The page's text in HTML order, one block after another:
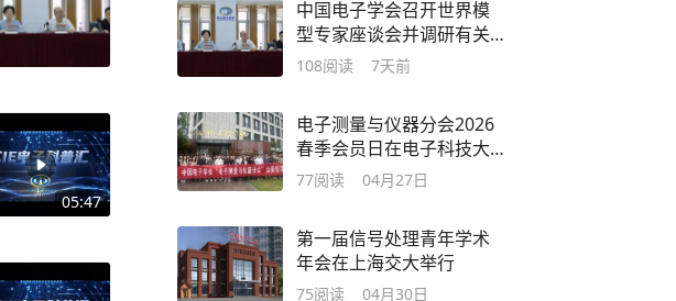
05:47
中国电子学会召开世界模
型专家座谈会并调研有关
企业
108阅读 7天前
电子测量与仪器分会2026
春季会员日在电子科技大
学成功举办
77阅读 04月27日
第一届信号处理青年学术
年会在上海交大举行
75阅读 04月30日